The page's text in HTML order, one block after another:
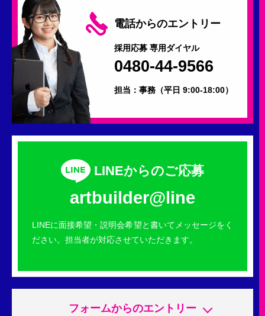
電話からのエントリー
採用応募 専用ダイヤル
0480-44-9566
担当：事務 （平日 9:00-18:00）
LINEからのご応募
artbuilder@line
LINEに面接希望・説明会希望と書いてメッセージをく
ださい。担当者が対応させていただきます。
フォームからのエントリー